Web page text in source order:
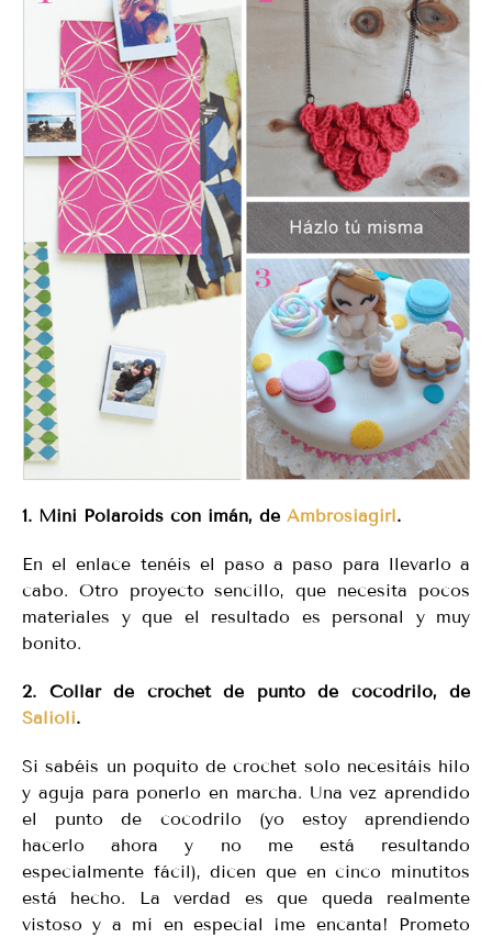
1. Mini Polaroids con imán, de Ambrosiagirl.
En el enlace tenéis el paso a paso para llevarlo a
cabo. Otro proyecto sencillo, que necesita pocos
materiales y que el resultado es personal y muy
bonito.
2. Collar de crochet de punto de cocodrilo, de
Salioli.
Si sabéis un poquito de crochet solo necesitáis hilo
y aguja para ponerlo en marcha. Una vez aprendido
el punto de cocodrilo (yo estoy aprendiendo
hacerlo ahora y no me está resultando
especialmente fácil), dicen que en cinco minutitos
está hecho. La verdad es que queda realmente
vistoso y a mi en especial ¡me encanta! Prometo